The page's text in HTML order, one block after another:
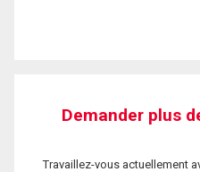
Demander plus
Travaillez-vous actuellement